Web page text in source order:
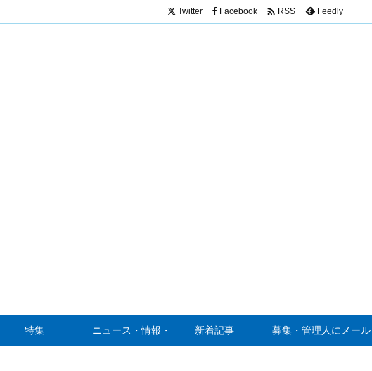
特集 ニュース・情報・噂 新着記事 募集・管理人にメール
Twitter Facebook  RSS Feedly